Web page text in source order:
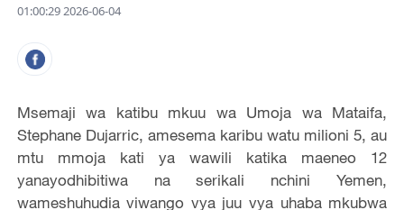
01:00:29 2026-06-04
Msemaji wa katibu mkuu wa Umoja wa Mataifa,
Stephane Dujarric, amesema karibu watu milioni 5, au
mtu mmoja kati ya wawili katika maeneo 12
yanayodhibitiwa na serikali nchini Yemen,
wameshuhudia viwango vya juu vya uhaba mkubwa